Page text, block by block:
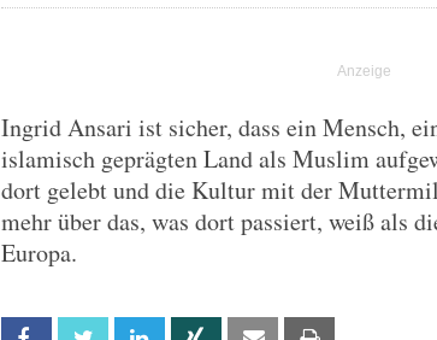
Ingrid Ansari ist sicher, dass ein Mensch,
islamisch geprägten Land als Muslim
dort gelebt und die Kultur mit der
mehr über das, was dort passiert, weiß als
Europa.